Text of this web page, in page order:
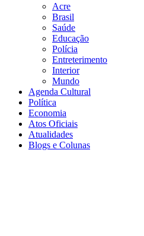
Acre
Brasil
Saúde
Educação
Polícia
Entreterimento
Interior
Mundo
Agenda Cultural
Política
Economia
Atos Oficiais
Atualidades
Blogs e Colunas